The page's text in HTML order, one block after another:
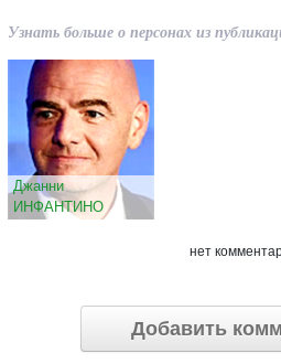
Узнать больше о персонах из
Джанни
ИНФАНТИНО
нет
Добавить